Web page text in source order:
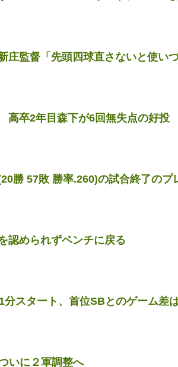
監督「先頭四球直さないと使いづ
卒2年目森下が6回無失点の好投
勝 57敗 勝率.260)の試合終了のプ
認められずベンチに戻る
分スタート、首位SBとのゲーム差
いに２軍調整へ